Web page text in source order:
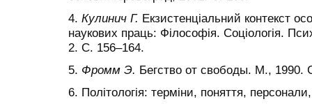
4. Кулинич Г. Екзистенціальний контекст
наукових праць: Філософія. Соціологія.
2. С. 156–164.
5. Фромм Э. Бегство от свободы. М., 1990.
6. Політологія: терміни, поняття,